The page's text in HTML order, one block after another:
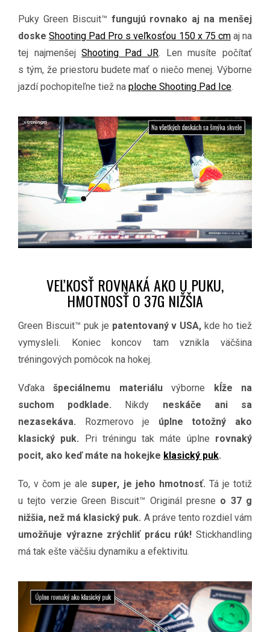
Puky Green Biscuit™ fungujú rovnako aj na menšej
doske Shooting Pad Pro s veľkosťou 150 x 75 cmaj na
tej najmenšejShooting Pad JR. Len musíte počítať
s tým, že priestoru budete mať o niečo menej. Výborne
jazdí pochopiteľne tiež na ploche Shooting Pad Ice.
VEĽKOSŤ ROVNAKÁ AKO U PUKU,
HMOTNOSŤ O 37G NIŽŠIA
Green Biscuit™ puk je patentovaný v USA, kde ho tiež
vymysleli. Koniec koncov tam vznikla väčšina
tréningových pomôcok na hokej.
Vďakašpeciálnemu materiáluvýborne
kĺže na
suchom podklade. Nikdy neskáče ani sa
nezasekáva. Rozmerovo je úplne totožný ako
klasický puk. Pri tréningu tak máte úplne rovnaký
pocit, ako keď máte na hokejke klasický puk.
To, v čom je ale super, je jeho hmotnosť. Tá je totiž
u tejto verzie Green Biscuit™ Originál presne o 37 g
nižšia, než má klasický puk. A práve tento rozdiel vám
umožňuje výrazne zrýchliť prácu rúk! Stickhandling
má tak ešte väčšiu dynamiku a efektivitu.